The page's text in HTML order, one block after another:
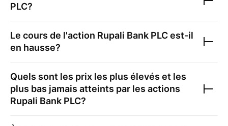
PLC?
Le cours de l'action Rupali Bank PLCest-il
en hausse?
Quels sont les prix les plus élevés et les
plus bas jamais atteints par les actions
Rupali Bank PLC?